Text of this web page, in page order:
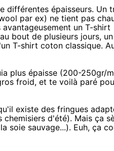
différentes épaisseurs. Un
par ex) ne tient pas
un T-shirt
bout de plusieurs jours,
T-shirt coton classique.
plus épaisse (200-250gr/
froid, et te voilà paré
existe des fringues
d'été). Mais ça
soie sauvage...). Euh, ça